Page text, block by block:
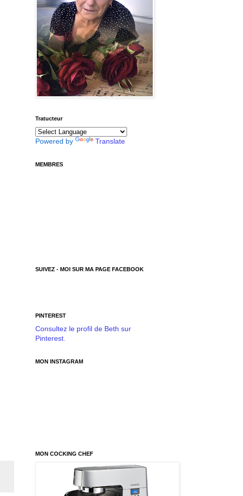
Tratucteur
Powered by Translate
MEMBRES
SUIVEZ - MOI SUR MA PAGE FACEBOOK
PINTEREST
Consultez le profil de Beth sur
Pinterest.
MON INSTAGRAM
MON COCKING CHEF